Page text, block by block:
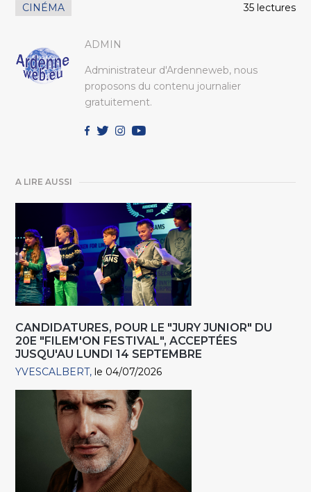
CINÉMA 35 lectures
ADMIN
Administrateur d'Ardenneweb, nous
proposons du contenu journalier
gratuitement.
A LIRE AUSSI
CANDIDATURES, POUR LE "JURY JUNIOR" DU
20E "FILEM'ON FESTIVAL", ACCEPTÉES
JUSQU'AU LUNDI 14 SEPTEMBRE
YVESCALBERT le 04/07/2026